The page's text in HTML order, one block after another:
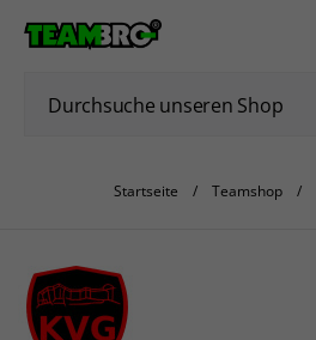
Startseite Teamshop